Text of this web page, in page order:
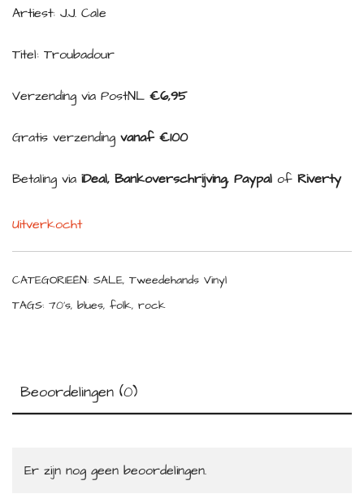
Artiest: J.J. Cale
Titel: Troubadour
Verzending via PostNL €6,95
Gratis verzending vanaf €100
Betaling via iDeal, Bankoverschrijving, Paypal of Riverty
Uitverkocht
CATEGORIEËN: SALE, Tweedehands Vinyl
TAGS: 70's, blues, folk, rock
Beoordelingen (0)
Er zijn nog geen beoordelingen.